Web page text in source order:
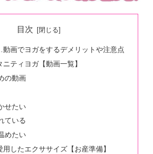
目次
画でヨガをするデメリットや注意点
ティヨガ【動画一覧】
の動画
せたい
ている
めたい
したエクササイズ【お産準備】